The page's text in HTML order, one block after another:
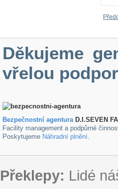
Děkujeme
vřelou
Bezpečnostní agenturaD.I.SEVEN
Facility management a podpůrné
Poskytujeme Náhradní plnění.
Překlepy: Lidé